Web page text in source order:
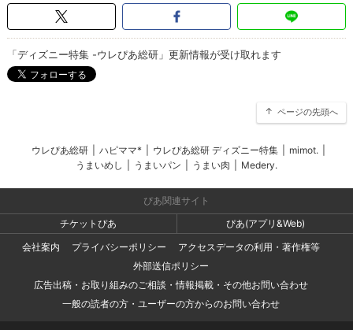
「ディズニー特集 -ウレぴあ総研」更新情報が受け取れます
ページの先頭へ
ウレぴあ総研 ハピママ* ウレぴあ総研 ディズニー特集 mimot.
うまいめし
うまいパン うまい肉 Medery.
ぴあ関連サイト
チケットぴあ
ぴあ(アプリ&Web)
会社案内
プライバシーポリシー
アクセスデータの利用・著作権等
外部送信ポリシー
広告出稿・お取り組みのご相談・情報掲載・その他お問い合わせ
一般の読者の方・ユーザーの方からのお問い合わせ